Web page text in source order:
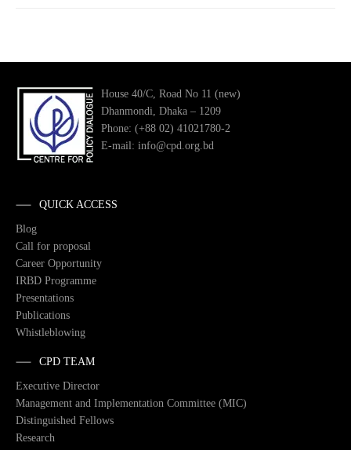
House 40/C, Road No 11 (new)
Dhanmondi, Dhaka – 1209
Phone: (+88 02) 41021780-2
E-mail: info@cpd.org.bd
QUICK ACCESS
Blog
Call for proposal
Career Opportunity
IRBD Programme
Presentations
Publications
Whistleblowing
CPD TEAM
Executive Director
Management and Implementation Committee (MIC)
Distinguished Fellows
Research